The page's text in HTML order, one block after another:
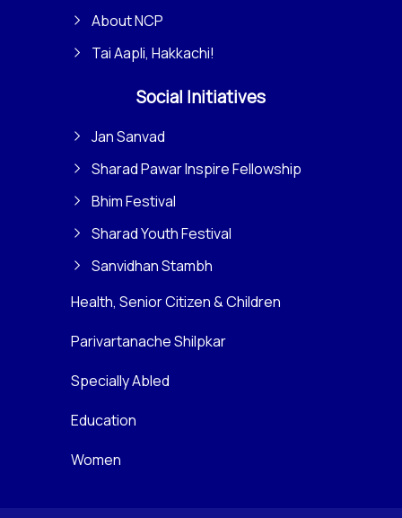
About NCP
Tai Aapli, Hakkachi!
Social Initiatives
Jan Sanvad
Sharad Pawar Inspire Fellowship
Bhim Festival
Sharad Youth Festival
Sanvidhan Stambh
Health, Senior Citizen & Children
Parivartanache Shilpkar
Specially Abled
Education
Women